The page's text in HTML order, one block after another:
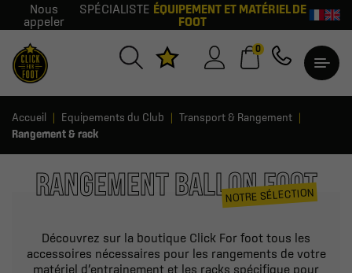
Nous
appeler
SPÉCIALISTE ÉQUIPEMENT ET MATÉRIEL DE
FOOT
0
Accueil Equipements du Club
Transport & Rangement
Rangement & rack
RANGEMENT BALLON FOOT
NOTRE SÉLECTION
Découvrez sur la boutique Click For foot tous les
accessoires nécessaires pour les rangements de votre
matériel d’entrainement et les racks spécifique pour